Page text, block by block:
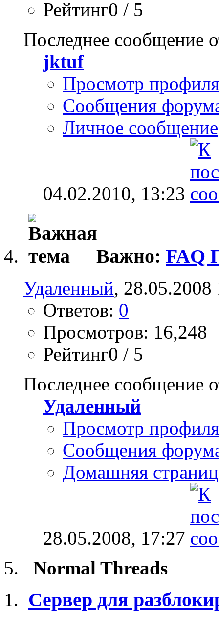
Рейтинг0 / 5
Последнее сообщение
jktuf
Просмотр профиля
Сообщения
Личное сообщение
04.02.2010, 13:23
Важно: FAQ
Удаленный, 28.05.2008
Ответов: 0
Просмотров: 16,248
Рейтинг0 / 5
Последнее сообщение
Удаленный
Просмотр профиля
Сообщения
Домашняя
28.05.2008, 17:27
Normal Threads
Сервер для